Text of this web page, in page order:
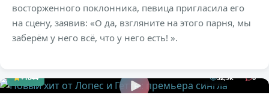
восторженного поклонника, певица пригласила его
на сцену, заявив: «О да, взгляните на этого парня, мы
заберём у него всё, что у него есть! ».
+1044 32,9к 0